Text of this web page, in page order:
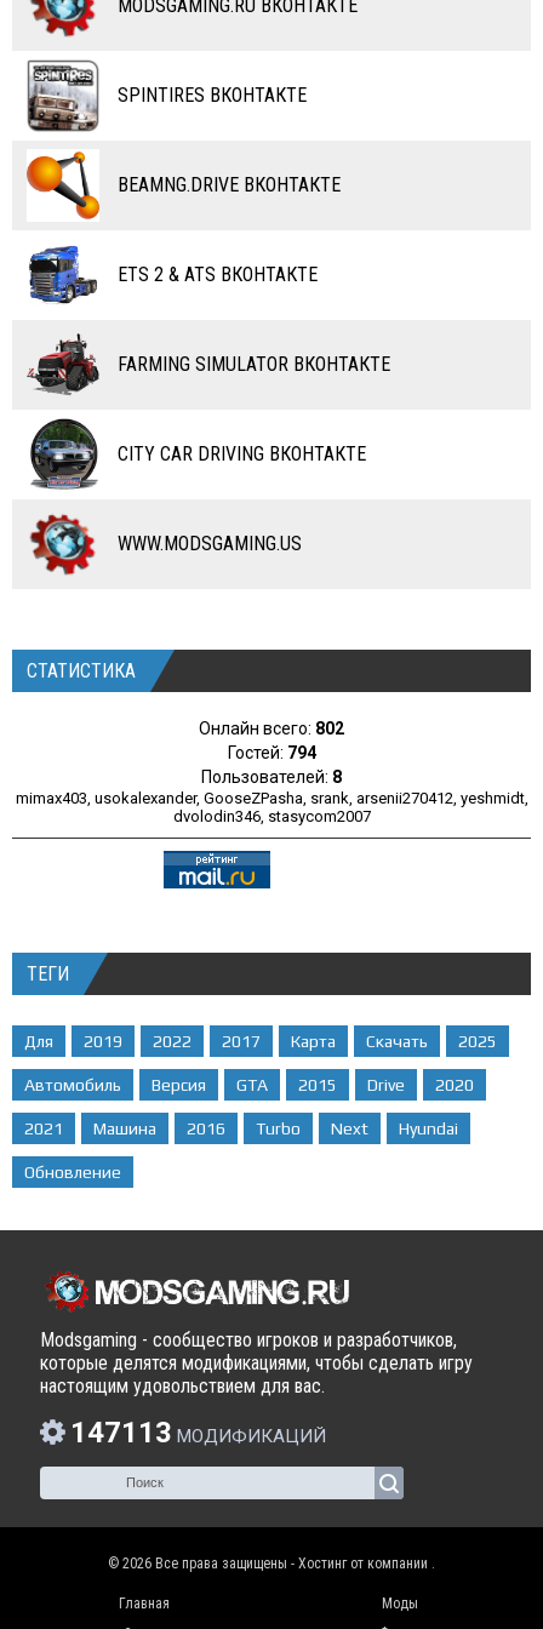
ВЕЛОСИПЕДЫ
ТАНКИ
ПОЕЗДА
ВОДНЫЙ ТРАНСПОРТ
САМОЛЕТЫ
RC ТРАНСПОРТ
КАРТЫ
ЧИТЫ
ПРОГРАММЫ
РАЗНОЕ
ТЮНИНГ
КАРТЫ
ДРУГИЕ МОДЫ
MODSGAMING.RU ВКОНТАКТЕ
SPINTIRES ВКОНТАКТЕ
BEAMNG.DRIVE ВКОНТАКТЕ
ETS 2 & ATS ВКОНТАКТЕ
FARMING SIMULATOR ВКОНТАКТЕ
CITY CAR DRIVING ВКОНТАКТЕ
WWW.MODSGAMING.US
СТАТИСТИКА
Онлайн всего: 802
Гостей: 794
Пользователей: 8
mimax403 usokalexander, GooseZPasha srank arsenii270412 yeshmidt,
dvolodin346, stasycom2007
ТЕГИ
Для 2019 2022 2017 Карта Скачать 2025
Автомобиль Версия GTA 2015 Drive 2020
2021 Машина 2016 Turbo Next Hyundai
Обновление
Modsgaming - сообщество игроков и разработчиков,
которые делятся модификациями, чтобы сделать игру
настоящим удовольствием для вас.
147113 МОДИФИКАЦИЙ
© 2026 Все права защищены - Хостинг от компании .
Главная
Моды